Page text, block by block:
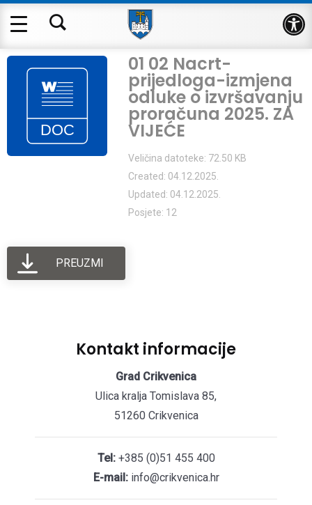
01 02 Nacrt-
prijedloga-izmjena
odluke o izvršavanju
proračuna 2025. ZA
VIJEĆE
Veličina datoteke: 72.50 KB
Created: 04.12.2025.
Updated: 04.12.2025.
Posjete: 12
PREUZMI
Kontakt informacije
Grad Crikvenica
Ulica kralja Tomislava 85,
51260 Crikvenica
Tel:+385 (0)51 455 400
E-mail:info@crikvenica.hr